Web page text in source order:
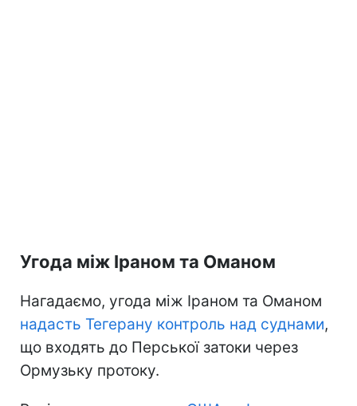
Угода між Іраном та Оманом
Нагадаємо, угода між Іраном та Оманом
надасть Тегерану контроль над суднами,
що входять до Перської затоки через
Ормузьку протоку.